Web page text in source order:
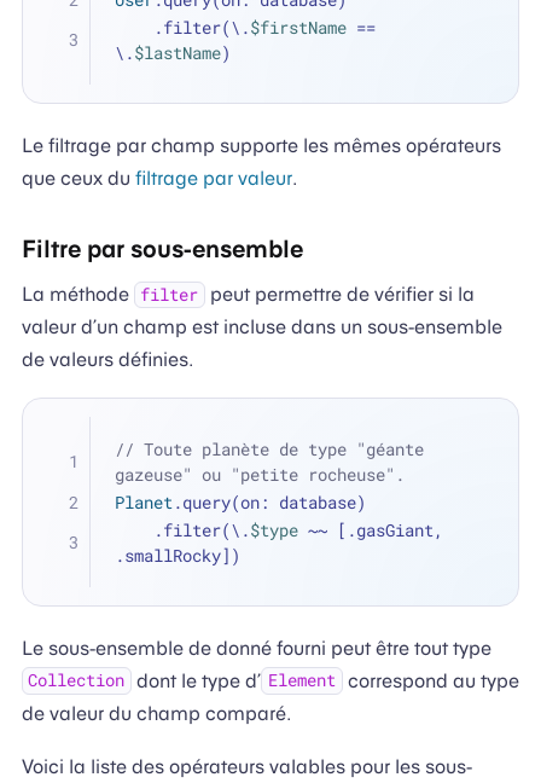
    .filter(\.
$firstName ==
\.$lastName)
Le filtrage par champ supporte les mêmes opérateurs
que ceux du filtrage par valeur.
Filtre par sous-ensemble
La méthode filter
peut permettre de vérifier si la
valeur d’un champ est incluse dans un sous-ensemble
de valeurs définies.
// Toute planète de type "géante
gazeuse" ou "petite rocheuse".
Planet.query(on: database)
    .filter(\.
$type ~~ [.gasGiant,
.smallRocky])
Le sous-ensemble de donné fourni peut être tout type
Collection dont le type d’ Element correspond au type
de valeur du champ comparé.
Voici la liste des opérateurs valables pour les sous-